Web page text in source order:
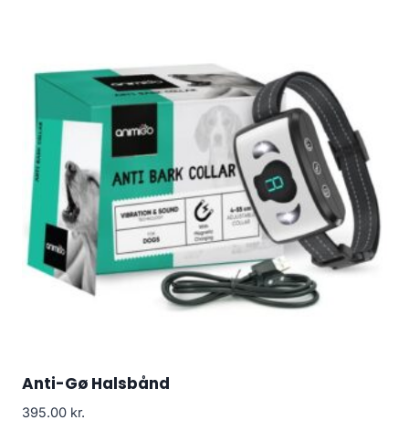
Anti-Gø Halsbånd
395.00 kr.